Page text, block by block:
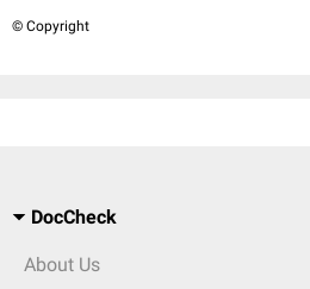
© Copyright
DocCheck
About Us